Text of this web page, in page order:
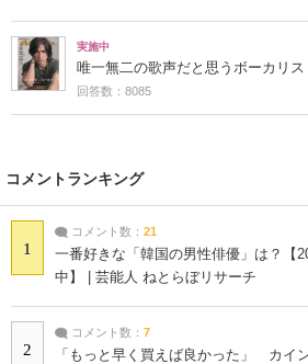
実施中
唯一無二の歌声だと思うボーカリス
回答数：8085
コメントランキング
1
コメント数： 21
一番好きな「韓国の男性俳優」は？【
中】 | 芸能人 ねとらぼリサーチ
2
コメント数： 7
「もっと早く買えば良かった」 カイ